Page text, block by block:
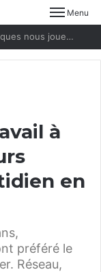
Menu
Déplacements à vélo : quand les statistiques nous jouent des tours
à
en
préféré le
Réseau,